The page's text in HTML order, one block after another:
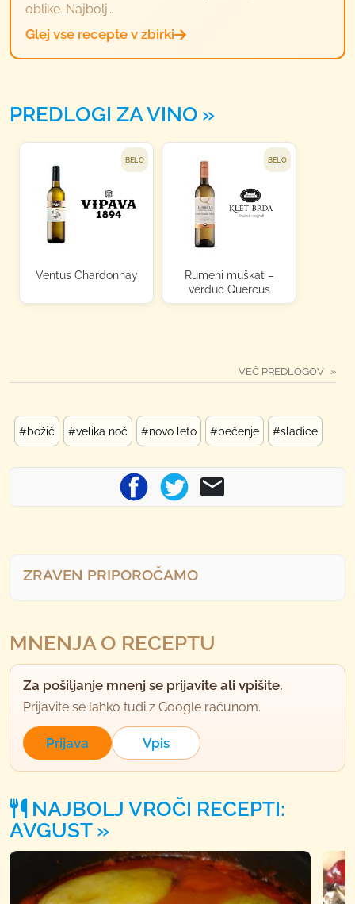
oblike. Najbolj…
Glej vse recepte v zbirki
PREDLOGI ZA VINO
BELO
Ventus Chardonnay
BELO
Rumeni muškat –
verduc Quercus
VEČ PREDLOGOV
#božič #velika noč #novo leto #pečenje #sladice
ZRAVEN PRIPOROČAMO
MNENJA O RECEPTU
Za pošiljanje mnenj se prijavite ali vpišite.
Prijavite se lahko tudi z Google računom.
Prijava Vpis
NAJBOLJ VROČI RECEPTI:
AVGUST